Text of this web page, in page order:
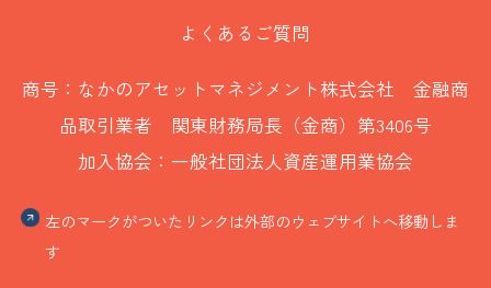
よくあるご質問
商号：なかのアセットマネジメント株式会社 金融商
品取引業者 関東財務局長（金商）第3406号
加入協会：一般社団法人資産運用業協会
左のマークがついたリンクは外部のウェブサイトへ移動しま
す